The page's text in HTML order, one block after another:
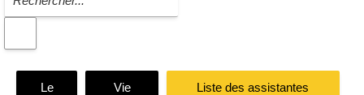
Le
Vie
Liste des assistantes